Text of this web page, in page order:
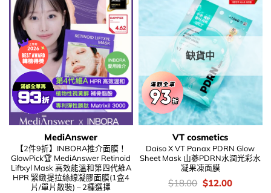
MediAnswer
【2件9折】INBORA推介面膜！
GlowPick🏆 MediAnswer Retinoid
Liftxyl Mask 高效能溫和第四代維A
HPR 緊緻提拉絲線凝膠面膜(1盒4
片/單片散裝) – 2種選擇
缺貨中
VT cosmetics
Daiso X VT Panax PDRN Glow
Sheet Mask 山蔘PDRN水潤光彩水
凝果凍面膜
價
$18.00 Original
$12.00Current